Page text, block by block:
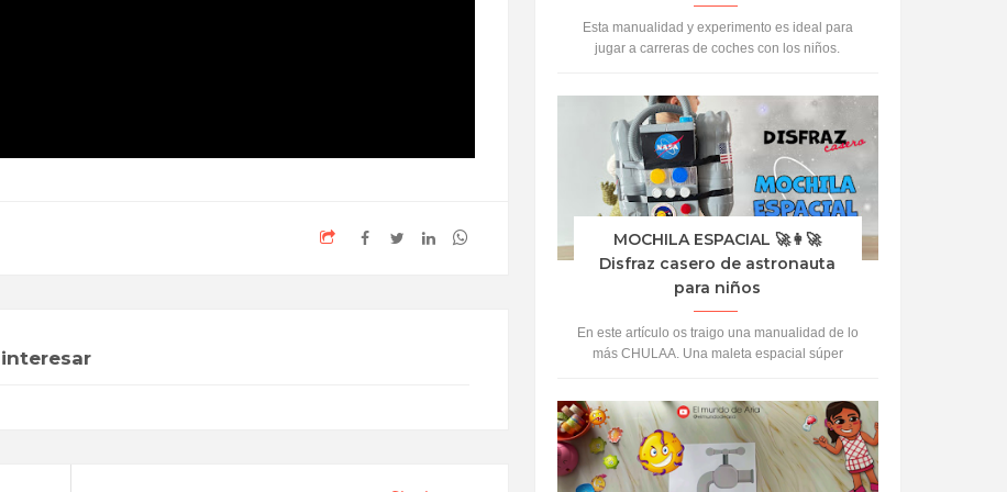
Esta manualidad y experimento es ideal para
jugar a carreras de coches con los niños.
MOCHILA ESPACIAL 🚀👩‍🚀
Disfraz casero de astronauta
para niños
En este artículo os traigo una manualidad de lo
más CHULAA. Una maleta espacial súper